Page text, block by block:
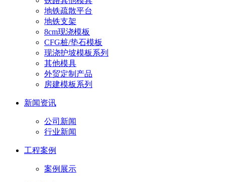
地铁疏散平台
地铁支架
8cm现浇模板
CFG桩/垫石模板
现浇护坡模板系列
其他模具
外贸定制产品
房建模板系列
新闻资讯
公司新闻
行业新闻
工程案例
案例展示